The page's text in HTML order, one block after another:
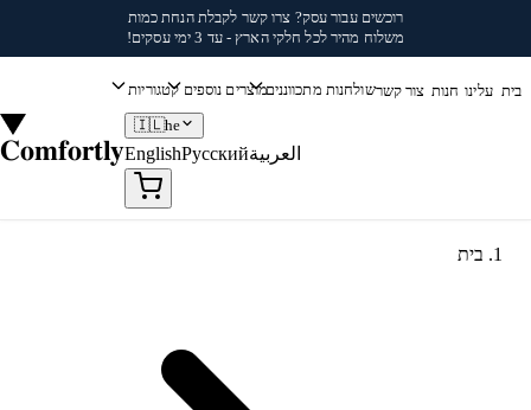
רוכשים עבור עסק? צרו קשר לקבלת הנחת כמות
משלוח מהיר לכל חלקי הארץ - עד 3 ימי עסקים!
Comfortly
בית עלינו חנות צור קשרשולחנות מתכוונניםמוצרים נוספים קטגוריות
🇮🇱he
EnglishРусскийالعربية
בית